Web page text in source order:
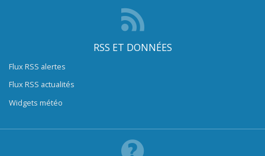
RSS ET DONNÉES
Flux RSS alertes
Flux RSS actualités
Widgets météo